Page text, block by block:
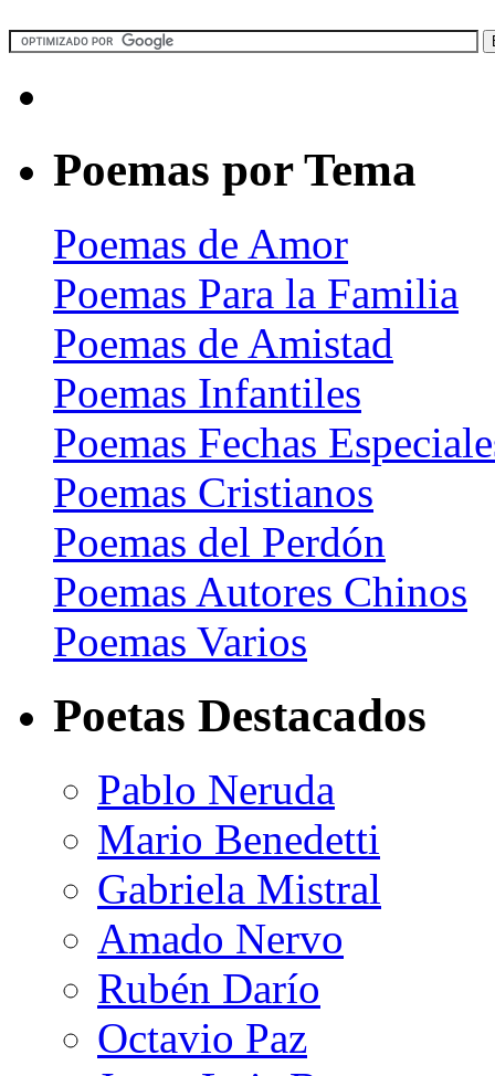
Poemas por Tema
Poemas de Amor
Poemas Para la Familia
Poemas de Amistad
Poemas Infantiles
Poemas Fechas
Poemas Cristianos
Poemas del Perdón
Poemas Autores Chinos
Poemas Varios
Poetas Destacados
Pablo Neruda
Mario Benedetti
Gabriela Mistral
Amado Nervo
Rubén Darío
Octavio Paz